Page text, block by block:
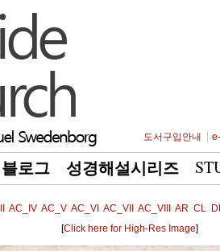
도서구입안내
블로그 성경해설시리즈
AC_IV AC_V AC_VI AC_VII AC_VIII AR CL
[Click here for High-Res Image]